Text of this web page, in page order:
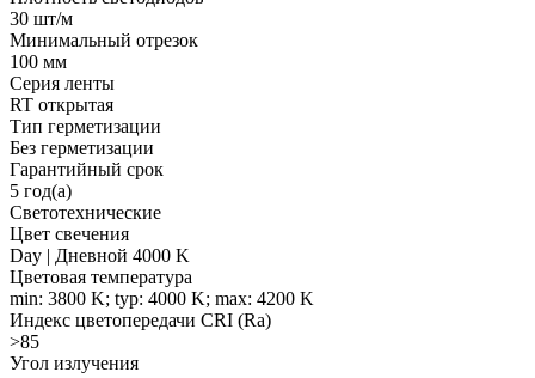
30 шт/м
Минимальный отрезок
100 мм
Серия ленты
RT открытая
Тип герметизации
Без герметизации
Гарантийный срок
5 год(а)
Светотехнические
Цвет свечения
Day | Дневной 4000 K
Цветовая температура
min: 3800 K; typ: 4000 K; max: 4200 K
Индекс цветопередачи CRI (Ra)
>85
Угол излучения